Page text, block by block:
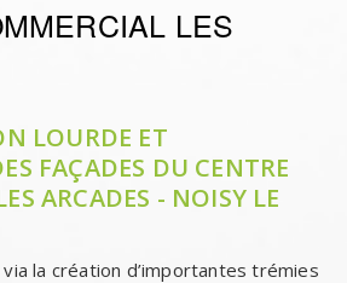
LES
LOURDE ET
FAÇADES DU CENTRE
ARCADES - NOISY LE
la création d’importantes trémies